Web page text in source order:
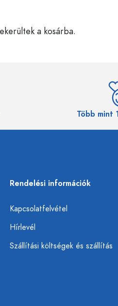
a kosárba.
Több mint
Rendelési információk
Kapcsolatfelvétel
Hírlevél
Szállítási költségek és szállítás